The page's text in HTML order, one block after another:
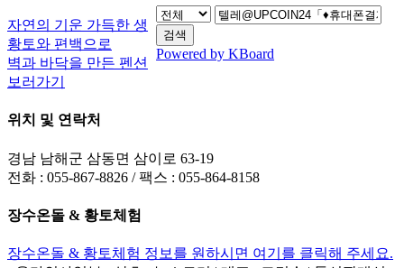
검색
Powered by KBoard
자연의 기운 가득한 생
황토와 편백으로
벽과 바닥을 만든 펜션
보러가기
위치 및 연락처
경남 남해군 삼동면 삼이로 63-19
전화 : 055-867-8826 / 팩스 : 055-864-8158
장수온돌 & 황토체험
장수온돌 & 황토체험 정보를 원하시면 여기를 클릭해 주세요.